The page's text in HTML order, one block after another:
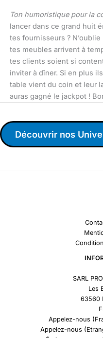
Ton humoristique pour la
lancer dans ce grand huit
tes fournisseurs ?
tes meubles arrivent à
tes clients soient si
inviter à dîner. Si en plus
table vient du coin et leur
auras gagné le jackpot !
Découvrir nos
SARL
Les
63560
Appelez-nous
Appelez-nous